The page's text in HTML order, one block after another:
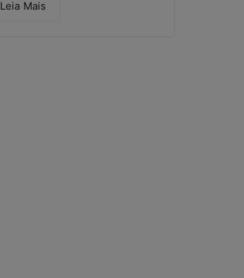
Leia Mais